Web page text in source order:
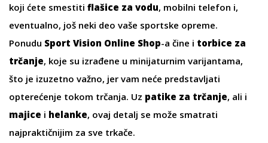
koji ćete smestiti flašice za vodu, mobilni telefon i,
eventualno, još neki deo vaše sportske opreme.
Ponudu Sport Vision Online Shop-a čine i torbice za
trčanje, koje su izrađene u minijaturnim varijantama,
što je izuzetno važno, jer vam neće predstavljati
opterećenje tokom trčanja. Uz patike za trčanje, ali i
majice i helanke, ovaj detalj se može smatrati
najpraktičnijim za sve trkače.